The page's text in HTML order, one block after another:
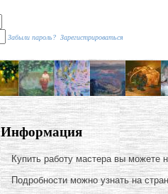
Забыли пароль? Зарегистрироваться
Информация
Купить работу мастера вы можете
Подробности можно узнать на